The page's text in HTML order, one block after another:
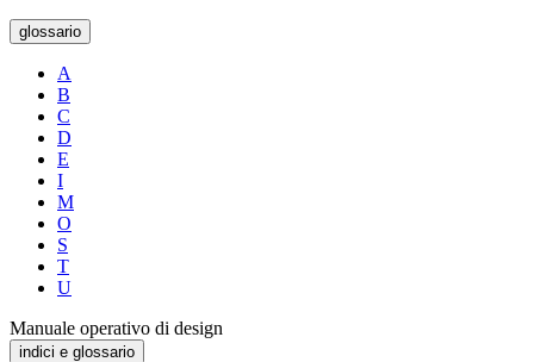
glossario
A
B
C
D
E
I
M
O
S
T
U
Manuale operativo di design
indici e glossario